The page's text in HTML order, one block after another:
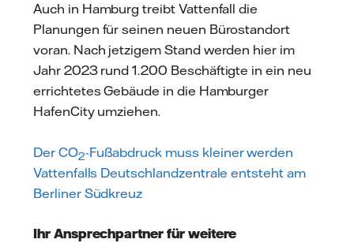
Auch in Hamburg treibt Vattenfall die
Planungen für seinen neuen Bürostandort
voran. Nach jetzigem Stand werden hier im
Jahr 2023 rund 1.200 Beschäftigte in ein neu
errichtetes Gebäude in die Hamburger
HafenCity umziehen.
Der CO2-Fußabdruck muss kleiner werden
Vattenfalls Deutschlandzentrale entsteht am
Berliner Südkreuz
Ihr Ansprechpartner für weitere